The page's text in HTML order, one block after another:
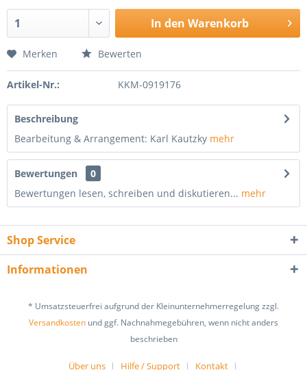
In den Warenkorb
Merken Bewerten
Artikel-Nr.: KKM-0919176
Beschreibung
Bearbeitung & Arrangement: Karl Kautzky mehr
Bewertungen
0
Bewertungen lesen, schreiben und diskutieren... mehr
Shop Service
Informationen
* Umsatzsteuerfrei aufgrund der Kleinunternehmerregelung zzgl.
Versandkosten und ggf. Nachnahmegebühren, wenn nicht anders
beschrieben
Über uns Hilfe / Support Kontakt